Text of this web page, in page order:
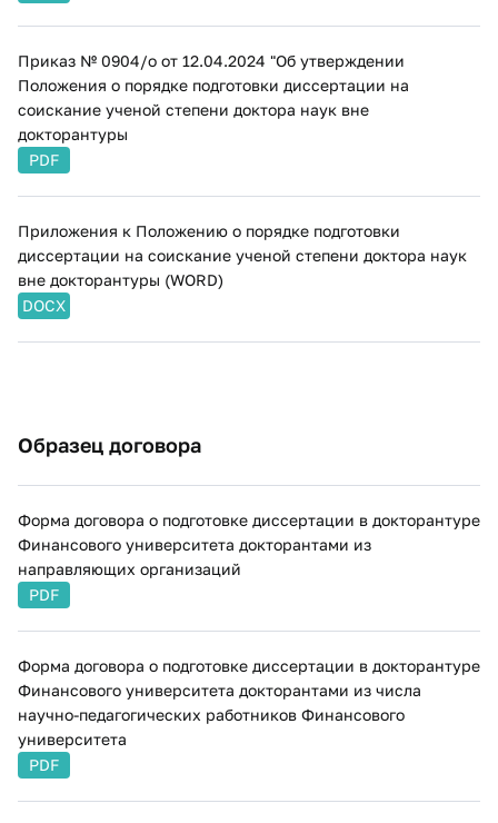
Приказ № 0904/о от 12.04.2024 "Об утверждении
Положения о порядке подготовки диссертации на
соискание ученой степени доктора наук вне
докторантуры
PDF
Приложения к Положению о порядке подготовки
диссертации на соискание ученой степени доктора наук
вне докторантуры (WORD)
DOCX
Образец договора
Форма договора о подготовке диссертации в докторантуре
Финансового университета докторантами из
направляющих организаций
PDF
Форма договора о подготовке диссертации в докторантуре
Финансового университета докторантами из числа
научно-педагогических работников Финансового
университета
PDF